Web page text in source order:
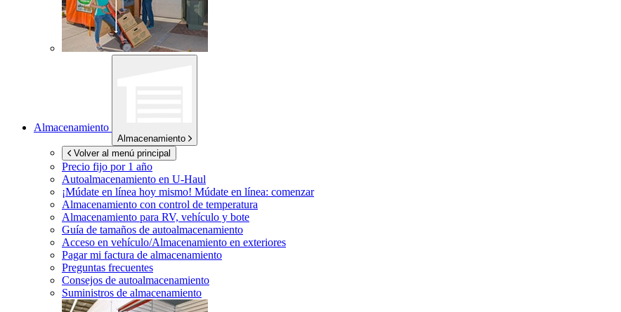
Almacenamiento
Almacenamiento
Volver al menú principal
Precio fijo por 1 año
Autoalmacenamiento en U-Haul
¡Múdate en línea hoy mismo! Múdate en línea: comenzar
Almacenamiento con control de temperatura
Almacenamiento para RV, vehículo y bote
Guía de tamaños de autoalmacenamiento
Acceso en vehículo/Almacenamiento en exteriores
Pagar mi factura de almacenamiento
Preguntas frecuentes
Consejos de autoalmacenamiento
Suministros de almacenamiento